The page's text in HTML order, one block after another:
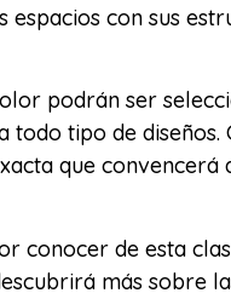
espacios con sus
podrán ser
tipo de diseños.
que convencerá
conocer de esta
más sobre